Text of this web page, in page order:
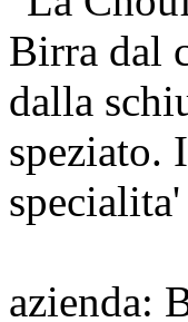
Birra dal
dalla
speziato.
azienda: